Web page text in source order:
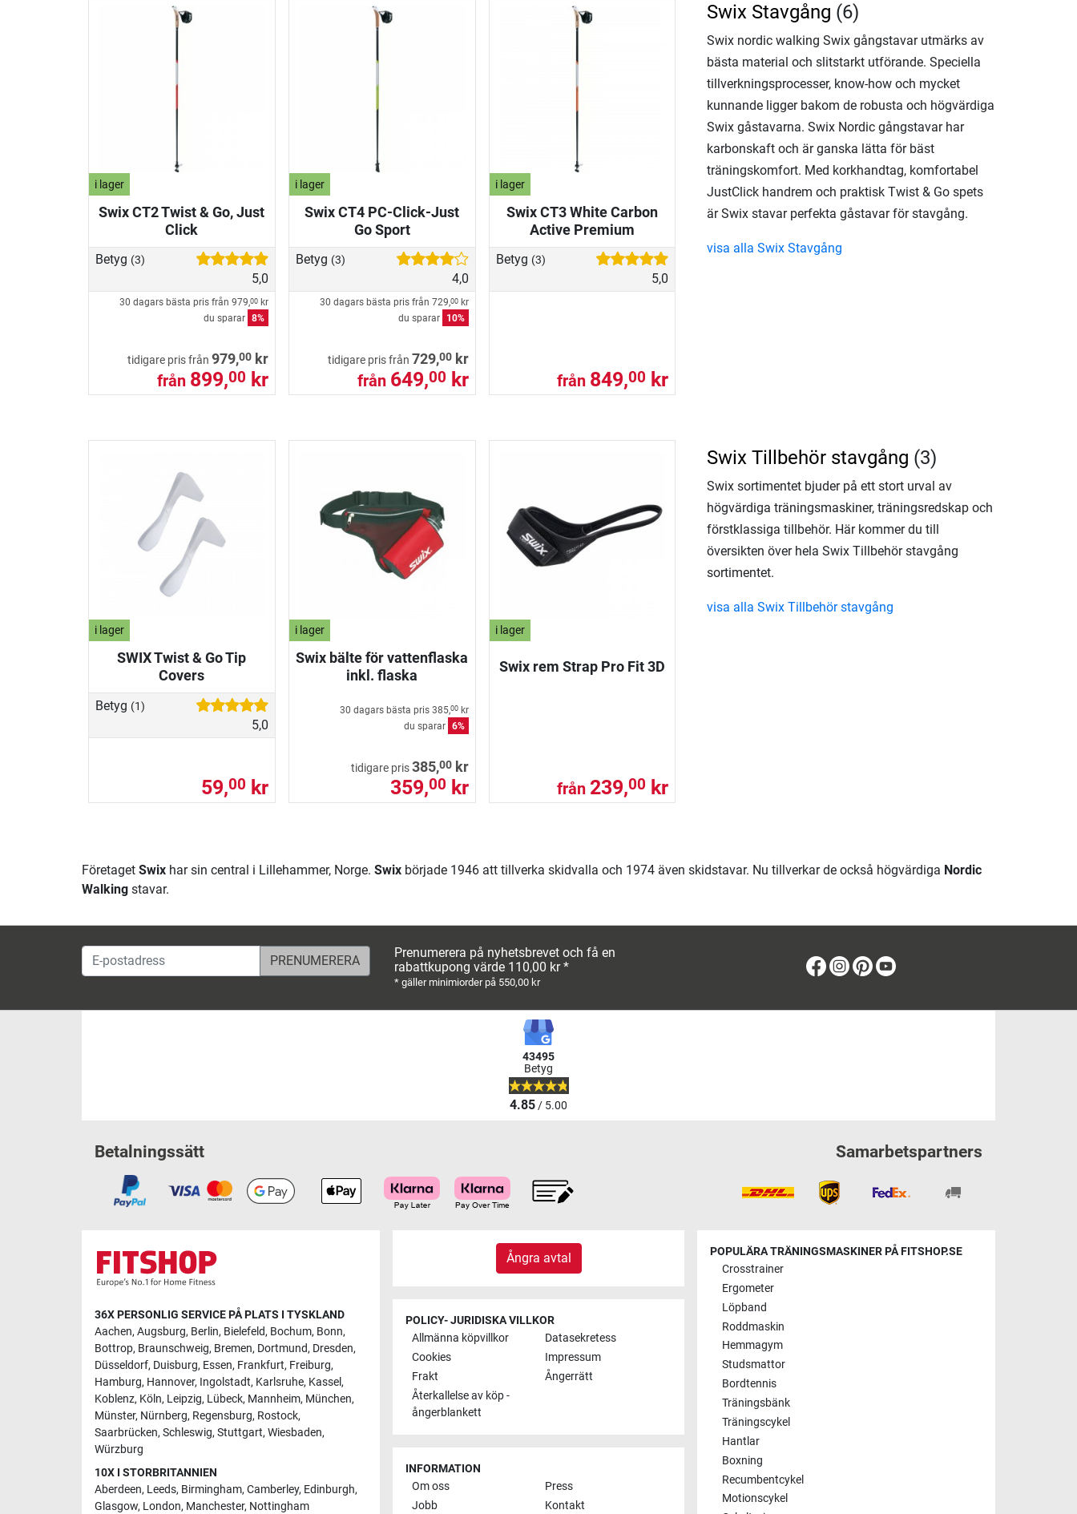
i lager
Swix CT2 Twist & Go, Just
Click
Betyg (3)
5,0
30 dagars bästa pris från 979,00kr
du sparar 8%
tidigare pris från 979,00kr
från 899,00 kr
i lager
Swix CT4 PC-Click-Just
Go Sport
Betyg (3)
4,0
30 dagars bästa pris från 729,00kr
du sparar
10%
tidigare pris från 729,00kr
från 649,00 kr
i lager
Swix CT3 White Carbon
Active Premium
Betyg (3)
5,0
från 849,00 kr
Swix Stavgång (6)
Swix nordic walking Swix gångstavar utmärks av
bästa material och slitstarkt utförande. Speciella
tillverkningsprocesser, know-how och mycket
kunnande ligger bakom de robusta och högvärdiga
Swix gåstavarna. Swix Nordic gångstavar har
karbonskaft och är ganska lätta för bäst
träningskomfort. Med korkhandtag, komfortabel
JustClick handrem och praktisk Twist & Go spets
är Swix stavar perfekta gåstavar för stavgång.
visa alla Swix Stavgång
i lager
SWIX Twist & Go Tip
Covers
Betyg (1)
5,0
59,00 kr
i lager
Swix bälte för vattenflaska
inkl. flaska
30 dagars bästa pris 385,00kr
du sparar 6%
tidigare pris385,00kr
359,00 kr
i lager
Swix rem Strap Pro Fit 3D
från 239,00 kr
Swix Tillbehör stavgång (3)
Swix sortimentet bjuder på ett stort urval av
högvärdiga träningsmaskiner, träningsredskap och
förstklassiga tillbehör. Här kommer du till
översikten över hela Swix Tillbehör stavgång
sortimentet.
visa alla Swix Tillbehör stavgång
Företaget Swix har sin central i Lillehammer, Norge. Swix började 1946 att tillverka skidvalla och 1974 även skidstavar. Nu tillverkar de också högvärdiga Nordic
Walking stavar.
E-postadress
Prenumerera på nyhetsbrevet och få en
rabattkupong värde 110,00 kr *
* gäller minimiorder på 550,00 kr
Facebook
Instagram
Pinterest
43495
Betyg
4.85/ 5.00
Betalningssätt Samarbetspartners
36X PERSONLIG SERVICE PÅ PLATS I TYSKLAND
Aachen, Augsburg, Berlin, Bielefeld, Bochum, Bonn,
Bottrop, Braunschweig, Bremen, Dortmund, Dresden,
Düsseldorf, Duisburg, Essen, Frankfurt, Freiburg,
Hamburg, Hannover, Ingolstadt, Karlsruhe, Kassel,
Koblenz, Köln, Leipzig, Lübeck, Mannheim, München,
Münster, Nürnberg, Regensburg, Rostock,
Saarbrücken, Schleswig, Stuttgart, Wiesbaden,
Würzburg
10X I STORBRITANNIEN
Aberdeen, Leeds, Birmingham, Camberley, Edinburgh,
Glasgow, London, Manchester, Nottingham
Ångra avtal
POLICY- JURIDISKA VILLKOR
Allmänna köpvillkor
Datasekretess
Cookies
Impressum
Frakt
Ångerrätt
Återkallelse av köp -
ångerblankett
INFORMATION
Om oss
Press
Jobb
Kontakt
POPULÄRA TRÄNINGSMASKINER PÅ FITSHOP.SE
Crosstrainer
Ergometer
Löpband
Roddmaskin
Hemmagym
Studsmattor
Bordtennis
Träningsbänk
Träningscykel
Hantlar
Boxning
Recumbentcykel
Motionscykel